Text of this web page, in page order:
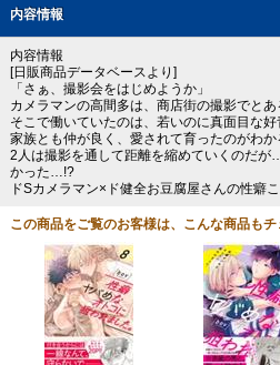
内容情報
内容情報
[日販商品データベースより]
「さぁ、撮影会をはじめようか」
カメラマンの高間多は、商店街の撮影でとあ
そこで働いていたのは、若いのに真面目な好
家族とも仲が良く、愛されて育ったのがわか
2人は撮影を通して距離を縮めていくのだ
かった…!?
ドSカメラマン×ド健全お豆腐屋さんの性癖
この商品をご覧のお客様は、こんな商品もチ